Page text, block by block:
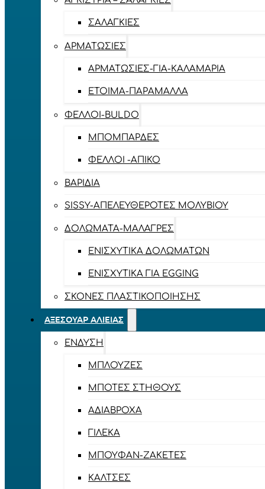
ΣΑΛΑΓΚΙΈΣ
ΑΡΜΑΤΩΣΙΈΣ
ΑΡΜΑΤΩΣΙΈΣ-ΓΙΑ-ΚΑΛΑΜΆΡΙΑ
ΈΤΟΙΜΑ-ΠΑΡΆΜΑΛΛΑ
ΦΕΛΛΟΊ-BULDO
ΜΠΟΜΠΆΡΔΕΣ
ΦΕΛΛΟΊ -ΑΠΊΚΟ
ΒΑΡΊΔΙΑ
SISSY-ΑΠΕΛΕΥΘΕΡΟΤΈΣ ΜΟΛΥΒΙΟΎ
ΔΟΛΏΜΑΤΑ-ΜΑΛΆΓΡΕΣ
ΕΝΙΣΧΥΤΙΚΆ ΔΟΛΩΜΆΤΩΝ
ΕΝΙΣΧΥΤΙΚΆ ΓΙΑ EGGING
ΣΚΌΝΕΣ ΠΛΑΣΤΙΚΟΠΟΊΗΣΗΣ
ΑΞΕΣΟΥΆΡ ΑΛΙΕΊΑΣ
ΈΝΔΥΣΗ
ΜΠΛΟΎΖΕΣ
ΜΠΌΤΕΣ ΣΤΉΘΟΥΣ
ΑΔΙΆΒΡΟΧΑ
ΓΙΛΈΚΑ
ΜΠΟΥΦΆΝ-ΖΑΚΈΤΕΣ
ΚΆΛΤΣΕΣ